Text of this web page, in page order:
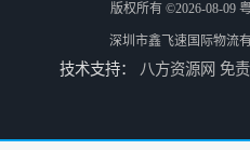
河南鹤壁美森快船美国FBA专线海运国际物流双清包税
版权所有 ©2026-08-09
深圳市鑫飞速国际物流
技术支持： 八方资源网 免